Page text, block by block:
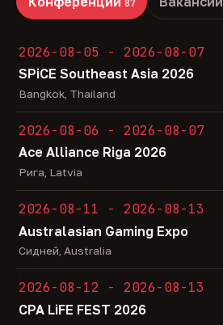
87
2026-08-05 - 2026-08-07
SPiCE Southeast Asia 2026
Bangkok, Thailand
2026-08-06 - 2026-08-07
Ace Alliance Riga 2026
Рига, Latvia
2026-08-11 - 2026-08-13
Australasian Gaming Expo
Сидней, Australia
2026-08-12 - 2026-08-13
CPA LiFE FEST 2026